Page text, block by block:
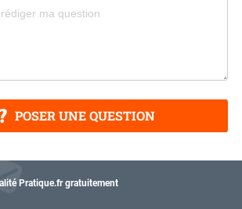
POSER UNE QUESTION
Pratique.fr gratuitement